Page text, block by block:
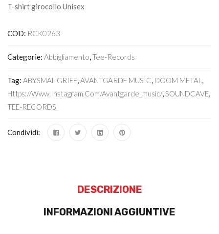
T-shirt girocollo Unisex
COD: RCK0263
Categorie: Abbigliamento,Tee-Records
Tag: ABYSMAL GRIEF,AVANTGARDE MUSIC, DOOM METAL ,
Https://www.instagram.com/avantgarde_music/,SOUNDCAVE,
TEE-RECORDS
Condividi:
DESCRIZIONE
INFORMAZIONI AGGIUNTIVE